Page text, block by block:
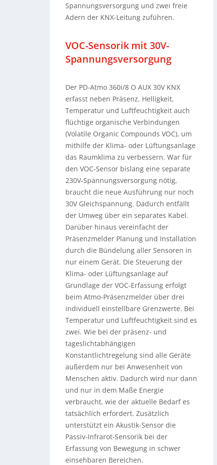
Spannungsversorgung und zwei freie
Adern der KNX-Leitung zuführen.
VOC-Sensorik mit 30V-
Spannungsversorgung
Der PD-Atmo 360i/8 O AUX 30V KNX
erfasst neben Präsenz, Helligkeit,
Temperatur und Luftfeuchtigkeit auch
flüchtige organische Verbindungen
(Volatile Organic Compounds VOC), um
mithilfe der Klima- oder Lüftungsanlage
das Raumklima zu verbessern. War für
den VOC-Sensor bislang eine separate
230V-Spannungsversorgung nötig,
braucht die neue Ausführung nur noch
30V Gleichspannung. Dadurch entfällt
der Umweg über ein separates Kabel.
Darüber hinaus vereinfacht der
Präsenzmelder Planung und Installation
durch die Bündelung aller Sensoren in
nur einem Gerät. Die Steuerung der
Klima- oder Lüftungsanlage auf
Grundlage der VOC-Erfassung erfolgt
beim Atmo-Präsenzmelder über drei
individuell einstellbare Grenzwerte. Bei
Temperatur und Luftfeuchtigkeit sind es
zwei. Wie bei der präsenz- und
tageslichtabhängigen
Konstantlichtregelung sind alle Geräte
außerdem nur bei Anwesenheit von
Menschen aktiv. Dadurch wird nur dann
und nur in dem Maße Energie
verbraucht, wie der aktuelle Bedarf es
tatsächlich erfordert. Zusätzlich
unterstützt ein Akustik-Sensor die
Passiv-Infrarot-Sensorik bei der
Erfassung von Bewegung in schwer
einsehbaren Bereichen.